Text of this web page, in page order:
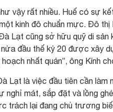
vậy rất nhiều. Huế có sự
kinh đô chuẩn mực. Đô
Lạt cũng sở hữu quỹ di sản
đầu thế kỷ 20 được xây
nhất quán”, ông Kính
Lạt là việc đầu tiên cần làm
nghỉ mát, sắp đặt và lồng
trách lại đang chủ trương